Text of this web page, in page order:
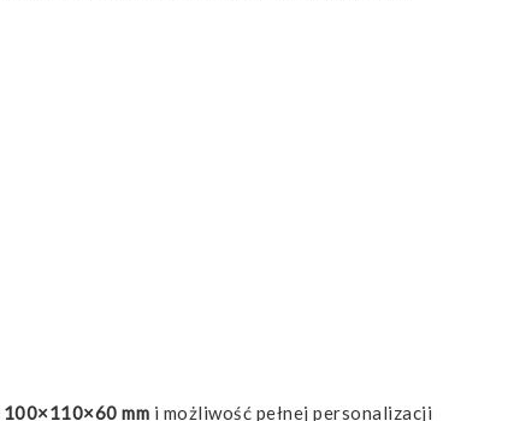
100×110×60 mm i możliwość pełnej personalizacji